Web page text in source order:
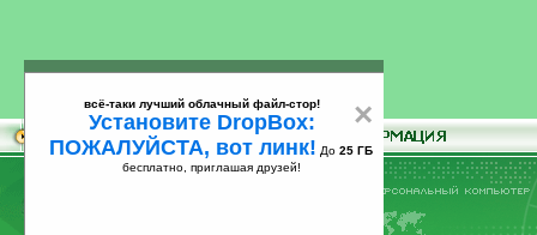
×
всё-таки лучший облачный файл-стор!
Установите DropBox:
ПОЖАЛУЙСТА, вот линк! До 25 ГБ
бесплатно, приглашая друзей!